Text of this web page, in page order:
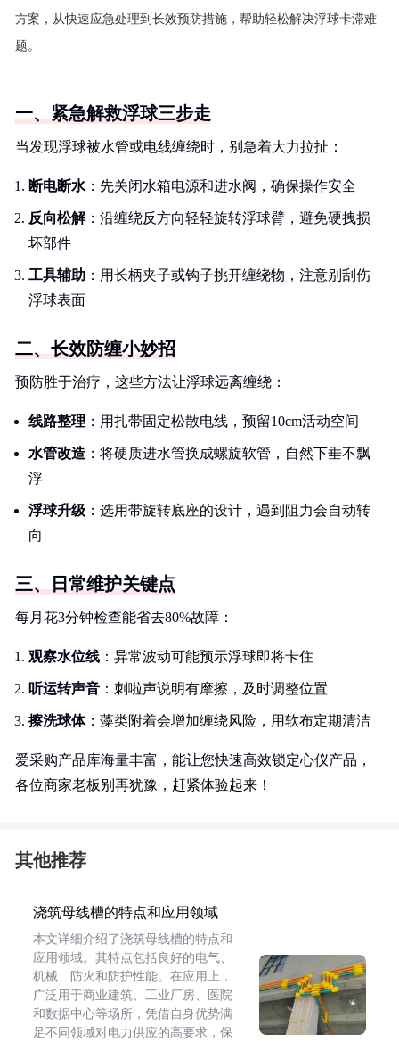
方案，从快速应急处理到长效预防措施，帮助轻松解决浮球卡滞难
题。
一、紧急解救浮球三步走
当发现浮球被水管或电线缠绕时，别急着大力拉扯：
断电断水 ：先关闭水箱电源和进水阀，确保操作安全
反向松解：沿缠绕反方向轻轻旋转浮球臂，避免硬拽损
坏部件
工具辅助 ：用长柄夹子或钩子挑开缠绕物，注意别刮伤
浮球表面
二、长效防缠小妙招
预防胜于治疗，这些方法让浮球远离缠绕：
线路整理 ：用扎带固定松散电线，预留10cm活动空间
水管改造 ：将硬质进水管换成螺旋软管，自然下垂不飘
浮
浮球升级 ：选用带旋转底座的设计，遇到阻力会自动转
向
三、日常维护关键点
每月花3分钟检查能省去80%故障：
观察水位线 ：异常波动可能预示浮球即将卡住
听运转声音 ：刺啦声说明有摩擦，及时调整位置
擦洗球体：藻类附着会增加缠绕风险，用软布定期清洁
爱采购产品库海量丰富，能让您快速高效锁定心仪产品，
各位商家老板别再犹豫，赶紧体验起来！
其他推荐
浇筑母线槽的特点和应用领域
本文详细介绍了浇筑母线槽的特点和
应用领域。其特点包括良好的电气、
机械、防火和防护性能。在应用上，
广泛用于商业建筑、工业厂房、医院
和数据中心等场所，凭借自身优势满
足不同领域对电力供应的高要求，保